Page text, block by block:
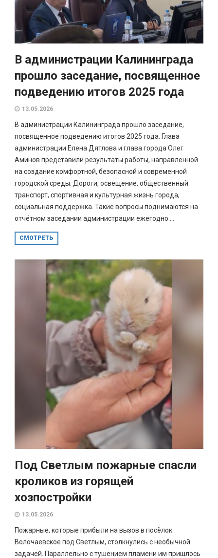
В администрации Калининграда
прошло заседание, посвященное
подведению итогов 2025 года
13.05.2026
В администрации Калининграда прошло заседание,
посвященное подведению итогов 2025 года. Глава
администрации Елена Дятлова и глава города Олег
Аминов представили результаты работы, направленной
на создание комфортной, безопасной и современной
городской среды. Дороги, освещение, общественный
транспорт, спортивная и культурная жизнь города,
социальная поддержка. Такие вопросы поднимаются на
отчётном заседании администрации ежегодно....
СМОТРЕТЬ
Под Светлым пожарные спасли
кроликов из горящей
хозпостройки
13.05.2026
Пожарные, которые прибыли на вызов в посёлок
Волочаевское под Светлым, столкнулись с необычной
задачей. Параллельно с тушением пламени им пришлось